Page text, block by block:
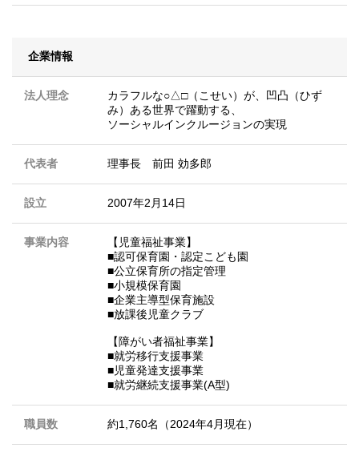
企業情報
法人理念
カラフルな○△□（こせい）が、凹凸（ひず
み）ある世界で躍動する、
ソーシャルインクルージョンの実現
代表者 理事長 前田 効多郎
設立 2007年2月14日
事業内容
【児童福祉事業】
■認可保育園・認定こども園
■公立保育所の指定管理
■小規模保育園
■企業主導型保育施設
■放課後児童クラブ
【障がい者福祉事業】
■就労移行支援事業
■児童発達支援事業
■就労継続支援事業(A型)
職員数 約1,760名（2024年4月現在）